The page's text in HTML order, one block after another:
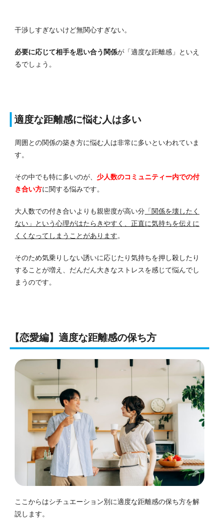
干渉しすぎないけど無関心すぎない。
必要に応じて相手を思い合う関係が「適度な距離感」といえ
るでしょう。
適度な距離感に悩む人は多い
周囲との関係の築き方に悩む人は非常に多いといわれていま
す。
その中でも特に多いのが、 少人数のコミュニティー内での付
き合い方に関する悩みです。
大人数での付き合いよりも親密度が高い分 「関係を壊したく
ない」という心理がはたらきやすく、正直に気持ちを伝えに
くくなってしまうことがあります。
そのため気乗りしない誘いに応じたり気持ちを押し殺したり
することが増え、だんだん大きなストレスを感じて悩んでし
まうのです。
【恋愛編】適度な距離感の保ち方
ここからはシチュエーション別に適度な距離感の保ち方を解
説します。